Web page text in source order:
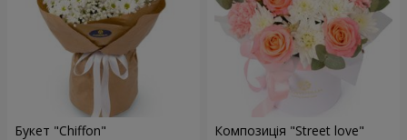
Букет "Chiffon" Композиція "Street love"